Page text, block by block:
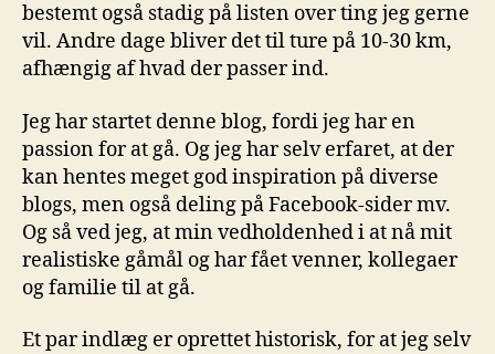
bestemt også stadig på listen over ting jeg gerne
vil. Andre dage bliver det til ture på 10-30 km,
afhængig af hvad der passer ind.
Jeg har startet denne blog, fordi jeg har en
passion for at gå. Og jeg har selv erfaret, at der
kan hentes meget god inspiration på diverse
blogs, men også deling på Facebook-sider mv.
Og så ved jeg, at min vedholdenhed i at nå mit
realistiske gåmål og har fået venner, kollegaer
og familie til at gå.
Et par indlæg er oprettet historisk, for at jeg selv